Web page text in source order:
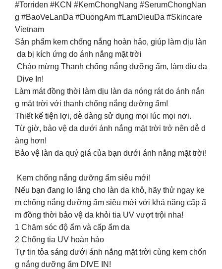
#Torriden #KCN #KemChongNang #SerumChongNan
g #BaoVeLanDa #DuongAm #LamDieuDa #Skincare
Vietnam
Sản phẩm kem chống nắng hoàn hảo, giúp làm dịu làn
da bị kích ứng do ánh nắng mặt trời
Chào mừng Thanh chống nắng dưỡng ẩm, làm dịu da
Dive In!
Làm mát đồng thời làm dịu làn da nóng rát do ánh nắn
g mặt trời với thanh chống nắng dưỡng ẩm!
Thiết kế tiện lợi, dễ dàng sử dụng mọi lúc mọi nơi.
Từ giờ, bảo vệ da dưới ánh nắng mặt trời trở nên dễ d
àng hơn!
Bảo vệ làn da quý giá của bạn dưới ánh nắng mặt trời!
Kem chống nắng dưỡng ẩm siêu mới!
Nếu bạn đang lo lắng cho làn da khô, hãy thử ngay ke
m chống nắng dưỡng ẩm siêu mới với khả năng cấp ẩ
m đồng thời bảo vệ da khỏi tia UV vượt trội nha! ️
1️ Chăm sóc độ ẩm và cấp ẩm da
2️ Chống tia UV hoàn hảo
Tự tin tỏa sáng dưới ánh nắng mặt trời cùng kem chốn
g nắng dưỡng ẩm DIVE IN!